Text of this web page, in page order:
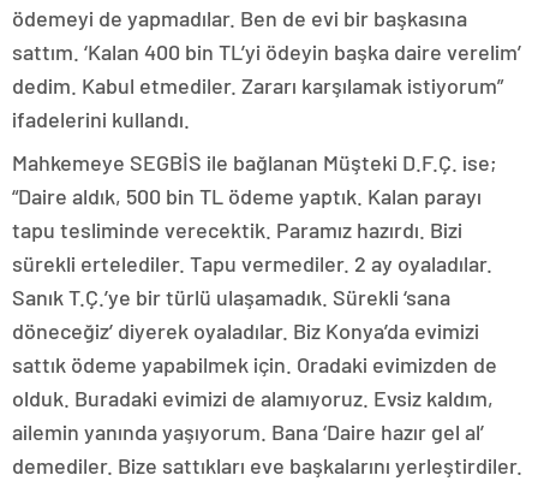
ödemeyi de yapmadılar. Ben de evi bir başkasına
sattım. ‘Kalan 400 bin TL’yi ödeyin başka daire verelim’
dedim. Kabul etmediler. Zararı karşılamak istiyorum”
ifadelerini kullandı.
Mahkemeye SEGBİS ile bağlanan Müşteki D.F.Ç. ise;
“Daire aldık, 500 bin TL ödeme yaptık. Kalan parayı
tapu tesliminde verecektik. Paramız hazırdı. Bizi
sürekli ertelediler. Tapu vermediler. 2 ay oyaladılar.
Sanık T.Ç.’ye bir türlü ulaşamadık. Sürekli ‘sana
döneceğiz’ diyerek oyaladılar. Biz Konya’da evimizi
sattık ödeme yapabilmek için. Oradaki evimizden de
olduk. Buradaki evimizi de alamıyoruz. Evsiz kaldım,
ailemin yanında yaşıyorum. Bana ‘Daire hazır gel al’
demediler. Bize sattıkları eve başkalarını yerleştirdiler.